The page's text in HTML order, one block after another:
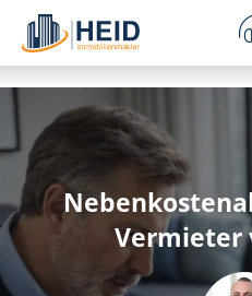
Vermieter